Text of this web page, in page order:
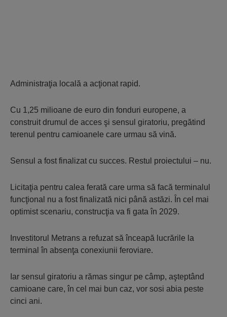
Administraţia locală a acţionat rapid.
Cu 1,25 milioane de euro din fonduri europene, a
construit drumul de acces şi sensul giratoriu, pregătind
terenul pentru camioanele care urmau să vină.
Sensul a fost finalizat cu succes. Restul proiectului – nu.
Licitaţia pentru calea ferată care urma să facă terminalul
funcţional nu a fost finalizată nici până astăzi. În cel mai
optimist scenariu, construcţia va fi gata în 2029.
Investitorul Metrans a refuzat să înceapă lucrările la
terminal în absenţa conexiunii feroviare.
Iar sensul giratoriu a rămas singur pe câmp, aşteptând
camioane care, în cel mai bun caz, vor sosi abia peste
cinci ani.